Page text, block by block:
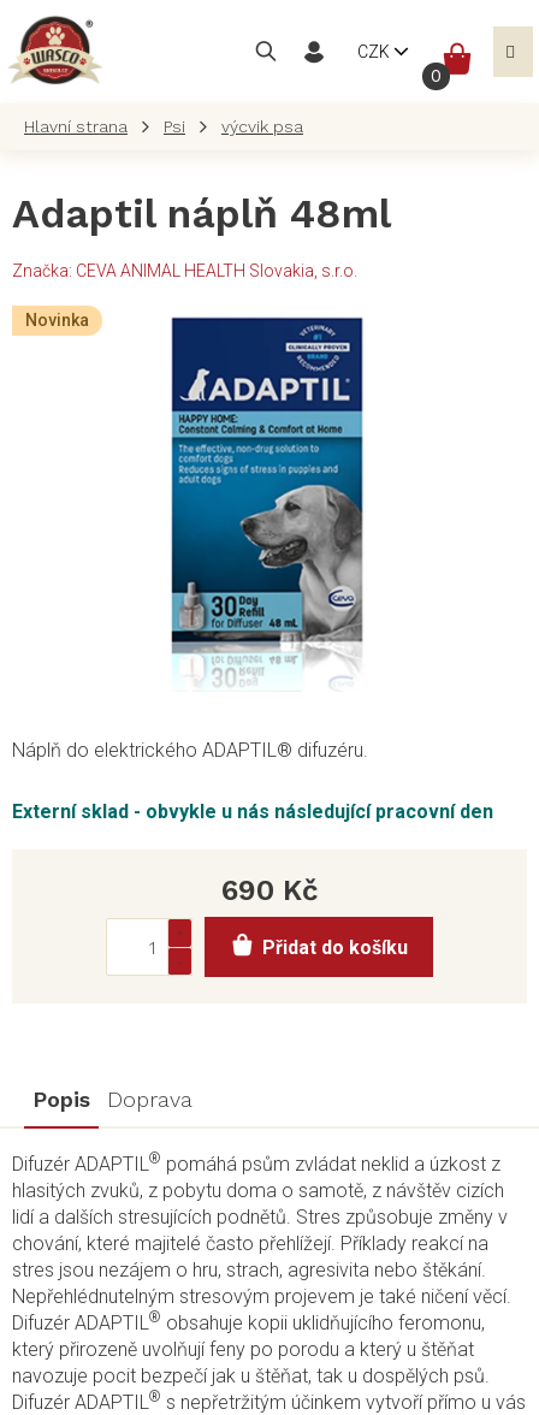
obsah
CZK
Psi výcvik psa
Adaptil náplň 48ml
Značka: CEVA ANIMAL HEALTH Slovakia, s.r.o.
Novinka
Externí sklad - obvykle u nás následující pracovní den
Náplň do elektrického ADAPTIL® difuzéru.
690 Kč
cena:
Přidat do košíku
Popis Doprava
Difuzér ADAPTIL® pomáhá psům zvládat neklid a úzkost z
hlasitých zvuků, z pobytu doma o samotě, z návštěv cizích
lidí a dalších stresujících podnětů. Stres způsobuje změny v
chování, které majitelé často přehlížejí. Příklady reakcí na
stres jsou nezájem o hru, strach, agresivita nebo štěkání.
Nepřehlédnutelným stresovým projevem je také ničení věcí.
Difuzér ADAPTIL® obsahuje kopii uklidňujícího feromonu,
který přirozeně uvolňují feny po porodu a který u štěňat
navozuje pocit bezpečí jak u štěňat, tak u dospělých psů.
Difuzér ADAPTIL® s nepřetržitým účinkem vytvoří přímo u vás